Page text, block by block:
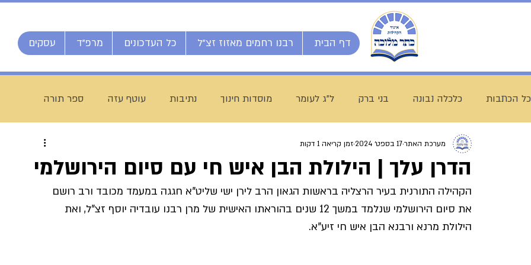
דף הבית רבנו רחמים מאזוז זצ"ל כל העדכונים מרפ"ד עסקים
כל הכתבות כלכלה נבונה בני ברק ל"ג לעומר מוסדות חינוך נתיבות עוטף עזה ספר תורה
השיעור השבועי ספרי מרן בית המדרש הגדול הרב אליהו ענקרי
חג שבועות ת"ת לחם הביכורים מכינה ליש"ק עץ חיים מרן הרב עמאר ישיבת דרכי העיון מזל טוב
הדרן עלך | הילולת הבן איש חי עם סיום הירושלמי
מערכת האתר17 בספט׳ 2024 זמן קריאה 1 דקות
הקהילה התורנית בעיר הרצליה בראשות הגאון הרב לירן ישי שליט"א חגגה במעמד מכובד ורב רושם
את סיום הירושלמי שנלמד במשך 12 שנים בהוראתו האישית של מרן רבנו עובדיה יוסף זצ"ל, ואת
הילולת מרנא ורבנא הבן איש חי זיע"א.